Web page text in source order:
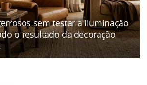
sem testar a iluminação
o resultado da decoração